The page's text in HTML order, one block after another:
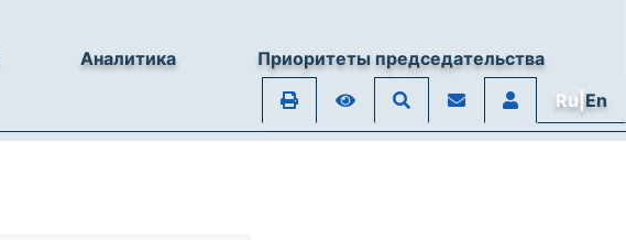
Аналитика
Приоритеты председательства
Ru|En